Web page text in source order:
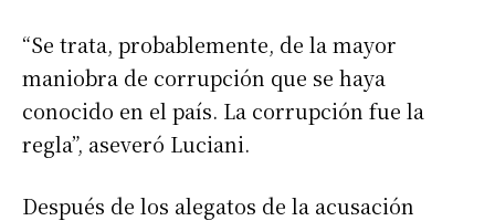
“Se trata, probablemente, de la mayor
maniobra de corrupción que se haya
conocido en el país. La corrupción fue la
regla”, aseveró Luciani.
Después de los alegatos de la acusación